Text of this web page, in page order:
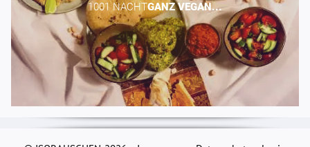
1001 NACHT​GANZ VEGAN...